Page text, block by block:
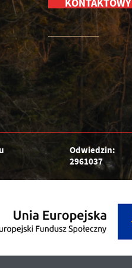
KONTAKTOWY
Odwiedzin:
2961037